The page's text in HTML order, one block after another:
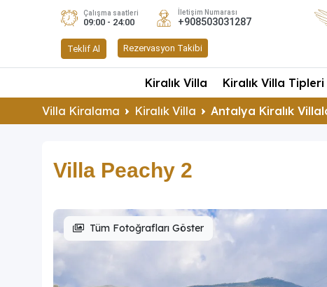
Çalışma saatleri
09:00 - 24:00
İletişim Numarası
+908503031287
Teklif Al Rezervasyon Takibi
Kiralık Villa Kiralık Villa Tipleri
Villa Kiralama
Kiralık Villa Antalya Kiralık
Villa Peachy 2
Tüm Fotoğrafları Göster